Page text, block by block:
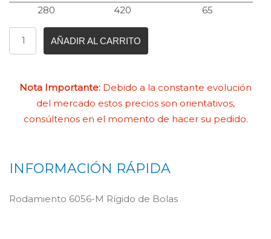
280
420 65
AÑADIR AL CARRITO
Nota Importante: Debido a la constante evolución
del mercado estos precios son orientativos,
consúltenos en el momento de hacer su pedido.
INFORMACIÓN RÁPIDA
Rodamiento 6056-M Rígido de Bolas